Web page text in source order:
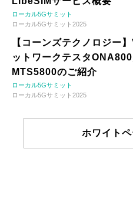
ローカル5Gサミット
ローカル5Gサミット2025
【コーンズテクノロジ
ットワークテスタ
MTS5800のご紹介
ローカル5Gサミット
ローカル5Gサミット2025
ホワイト